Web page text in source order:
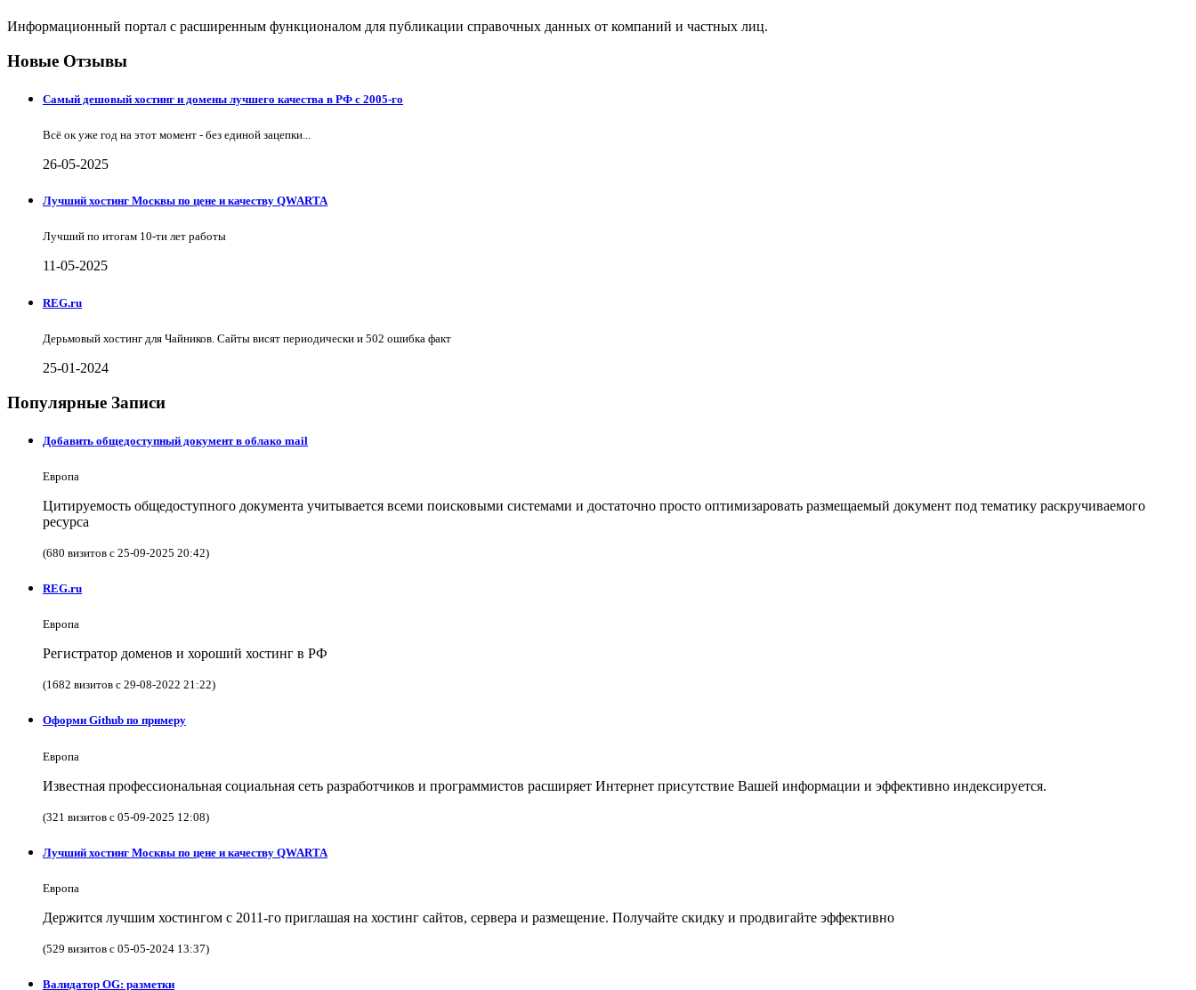
Информационный портал с расширенным функционалом для публикации справочных данных от компаний и частных лиц.
Новые Отзывы
Самый дешовый хостинг и домены лучшего качества в РФ с 2005-го
Всё ок уже год на этот момент - без единой зацепки...
26-05-2025
Лучший хостинг Москвы по цене и качеству QWARTA
Лучший по итогам 10-ти лет работы
11-05-2025
REG.ru
Дерьмовый хостинг для Чайников. Сайты висят периодически и 502 ошибка факт
25-01-2024
Популярные Записи
Добавить общедоступный документ в облако mail
Европа
Цитируемость общедоступного документа учитывается всеми поисковыми системами и достаточно просто оптимизаровать размещаемый документ под тематику раскручиваемого
ресурса
(680 визитов с 25-09-2025 20:42)
REG.ru
Европа
Регистратор доменов и хороший хостинг в РФ
(1682 визитов с 29-08-2022 21:22)
Оформи Github по примеру
Европа
Известная профессиональная социальная сеть разработчиков и программистов расширяет Интернет присутствие Вашей информации и эффективно индексируется.
(321 визитов с 05-09-2025 12:08)
Лучший хостинг Москвы по цене и качеству QWARTA
Европа
Держится лучшим хостингом с 2011-го приглашая на хостинг сайтов, сервера и размещение. Получайте скидку и продвигайте эффективно
(529 визитов с 05-05-2024 13:37)
Валидатор OG: разметки